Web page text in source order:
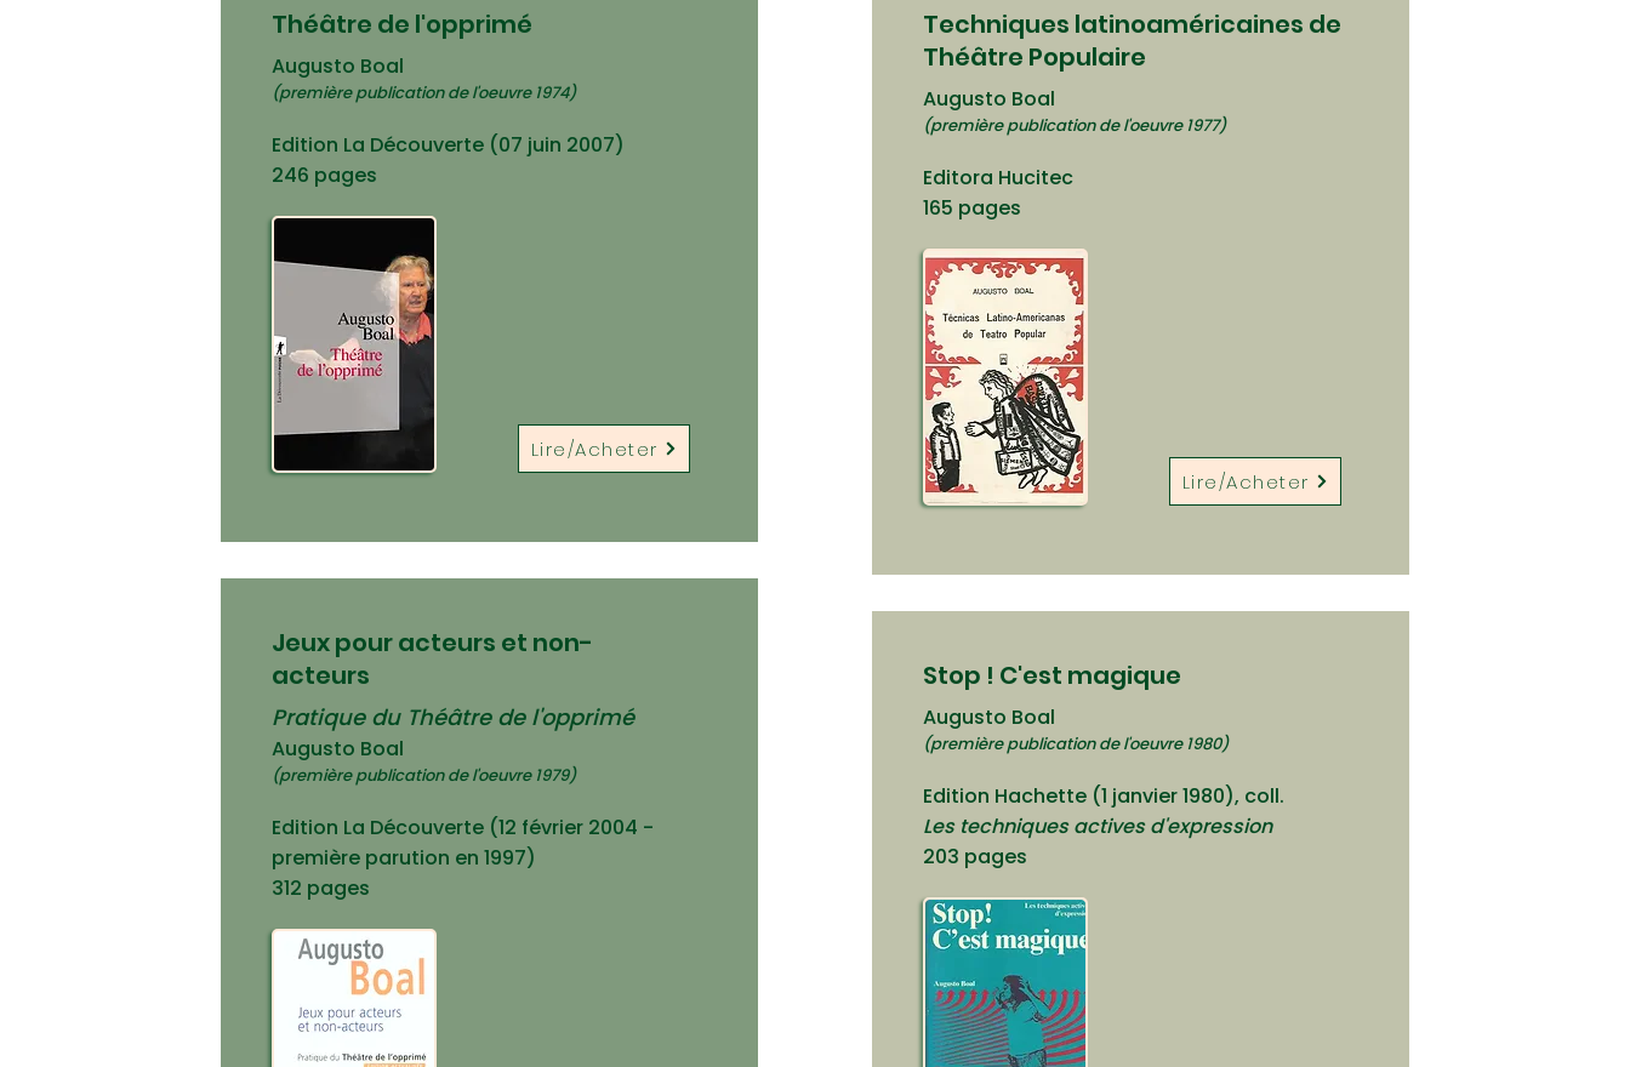
Théâtre de l'opprimé
Augusto Boal
(première publication de l'oeuvre 1974)
Edition La Découverte (07 juin 2007)
246 pages
Lire/Acheter
Jeux pour acteurs et non-
acteurs
Pratique du Théâtre de l'opprimé
Augusto Boal
(première publication de l'oeuvre 1979)
Edition La Découverte (12 février 2004 -
première parution en 1997)
312 pages
Techniques latinoaméricaines de
Théâtre Populaire
Augusto Boal
(première publication de l'oeuvre 1977)
Editora Hucitec
165 pages
Lire/Acheter
Stop ! C'est magique
Augusto Boal
(première publication de l'oeuvre 1980)
Edition Hachette (1 janvier 1980), coll.
Les techniques actives d'expression
203 pages